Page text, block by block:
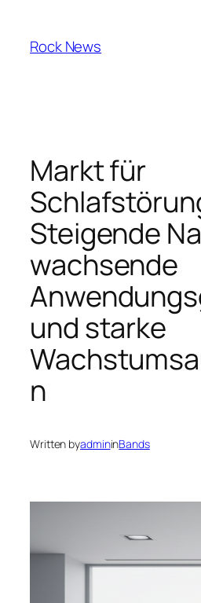
content
Rock News
Markt für
Steigende
wachsende
und starke
n
Written byadmininBands